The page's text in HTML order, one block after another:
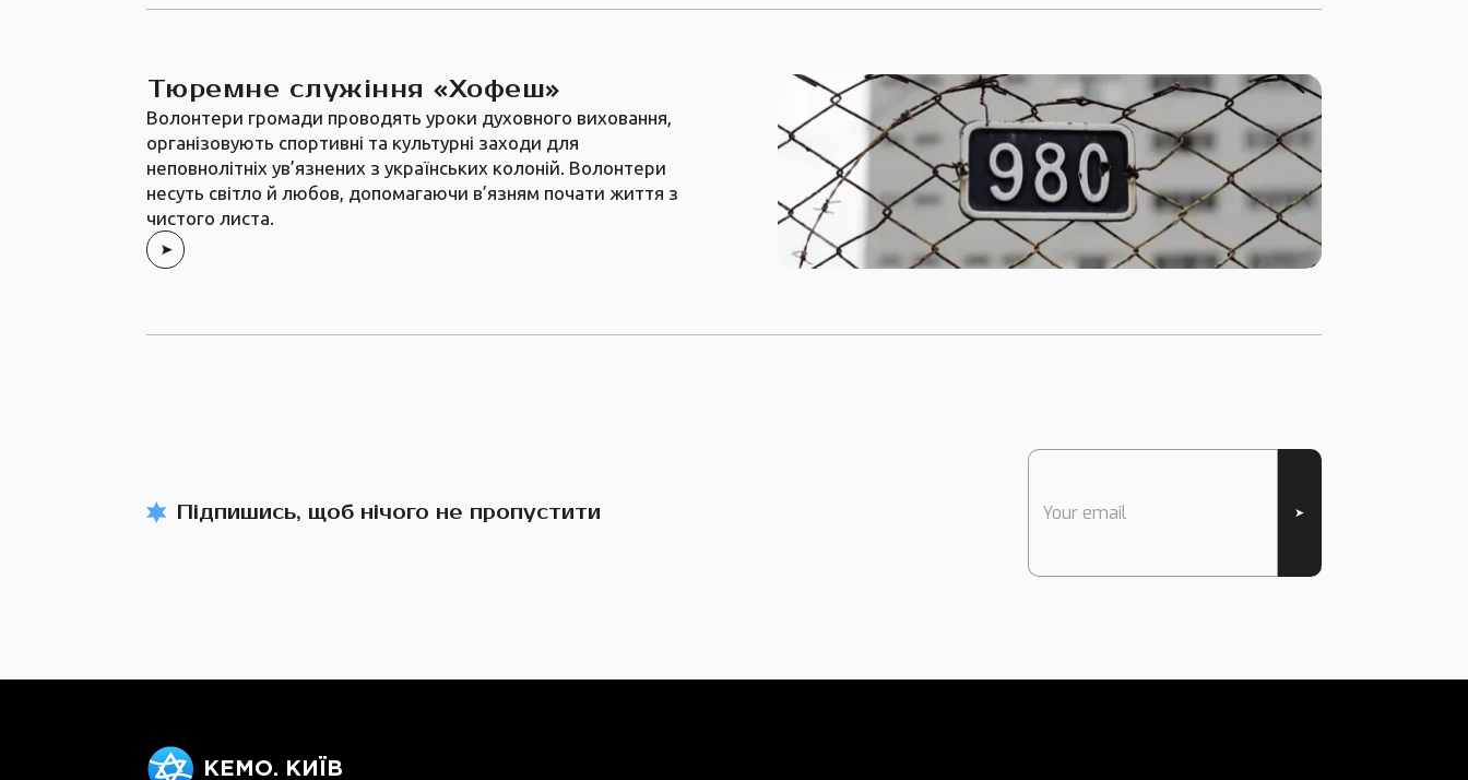
Тюремне служіння «Хофеш»
Волонтери громади проводять уроки духовного виховання,
організовують спортивні та культурні заходи для
неповнолітніх ув’язнених з українських колоній. Волонтери
несуть світло й любов, допомагаючи в’язням почати життя з
чистого листа.
Підпишись, щоб нічого не пропустити
КЕМО. КИЇВ